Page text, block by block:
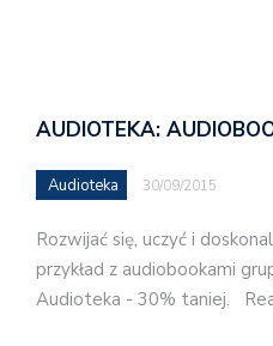
AUDIOTEKA:
Audioteka 30/09/2015
Rozwijać się, uczyć i
przykład z audiobookami
Audioteka - 30% taniej.